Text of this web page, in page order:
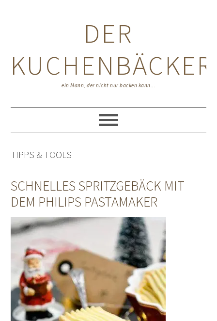
DER
KUCHENBÄCKER
ein Mann, der nicht nur backen kann...
TIPPS & TOOLS
SCHNELLES SPRITZGEBÄCK MIT
DEM PHILIPS PASTAMAKER